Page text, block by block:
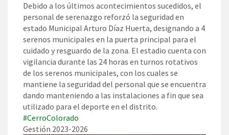
Debido a los últimos acontecimientos sucedidos, el
personal de serenazgo reforzó la seguridad en
estado Municipal Arturo Díaz Huerta, designando a 4
serenos municipales en la puerta principal para el
cuidado y resguardo de la zona. El estadio cuenta con
vigilancia durante las 24 horas en turnos rotativos
de los serenos municipales, con los cuales se
mantiene la seguridad del personal que se encuentra
dando manteniendo a las instalaciones a fin que sea
utilizado para el deporte en el distrito.
#CerroColorado
Gestión 2023-2026